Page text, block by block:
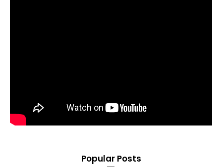
Popular Posts